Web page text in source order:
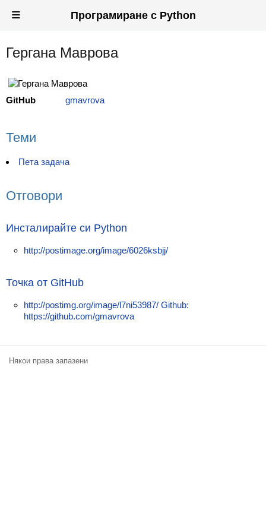
Вход
Регистрация
Новини
Форуми
Потребители
Класация
≡ Програмиране с Python
Гергана Маврова
GitHub gmavrova
Теми
Пета задача
Отговори
Инсталирайте си Python
http://postimage.org/image/6026ksbjj/
Точка от GitHub
http://postimg.org/image/l7ni53987/ Github:
https://github.com/gmavrova
Някои права запазени